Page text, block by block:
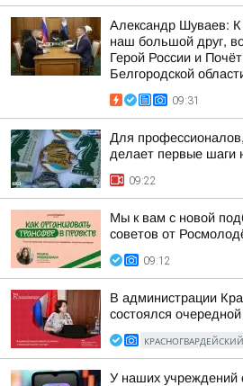
Александр Шуваев: К
наш большой друг,
Герой России и
Белгородской
09:31
Для
делает первые шаги
09:22
Мы к вам с новой
советов от
09:12
В администрации
состоялся
КРАСНОГВАРДЕЙСКИЙ
У наших учреждений